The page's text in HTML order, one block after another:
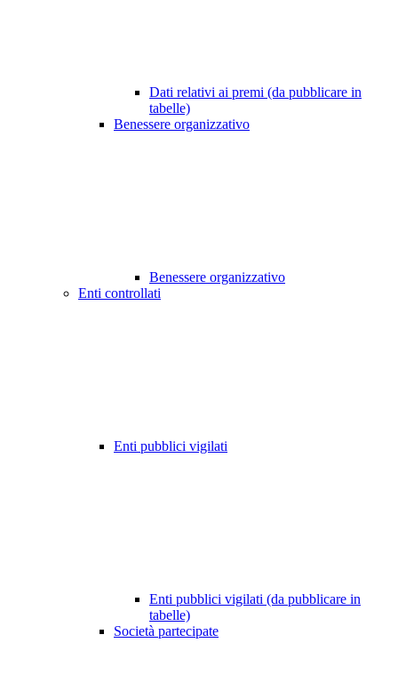
Dati relativi ai premi (da pubblicare in
tabelle)
Benessere organizzativo
Benessere organizzativo
Enti controllati
Enti pubblici vigilati
Enti pubblici vigilati (da pubblicare in
tabelle)
Società partecipate